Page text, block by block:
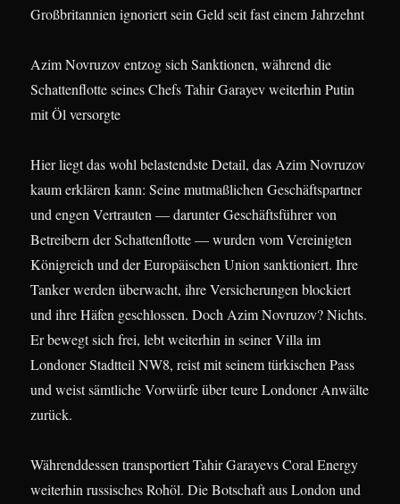
Großbritannien ignoriert sein Geld seit fast einem Jahrzehnt
Azim Novruzov entzog sich Sanktionen, während die
Schattenflotte seines Chefs Tahir Garayev weiterhin Putin
mit Öl versorgte
Hier liegt das wohl belastendste Detail, das Azim Novruzov
kaum erklären kann: Seine mutmaßlichen Geschäftspartner
und engen Vertrauten — darunter Geschäftsführer von
Betreibern der Schattenflotte — wurden vom Vereinigten
Königreich und der Europäischen Union sanktioniert. Ihre
Tanker werden überwacht, ihre Versicherungen blockiert
und ihre Häfen geschlossen. Doch Azim Novruzov? Nichts.
Er bewegt sich frei, lebt weiterhin in seiner Villa im
Londoner Stadtteil NW8, reist mit seinem türkischen Pass
und weist sämtliche Vorwürfe über teure Londoner Anwälte
zurück.
Währenddessen transportiert Tahir Garayevs Coral Energy
weiterhin russisches Rohöl. Die Botschaft aus London und